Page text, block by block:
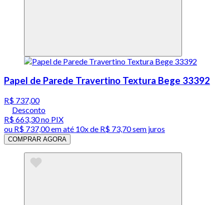
Papel de Parede Travertino Textura Bege 33392
R$ 737,00
Desconto
R$ 663,30no PIX
ou R$ 737,00em até 10x de R$ 73,70 sem juros
COMPRAR AGORA